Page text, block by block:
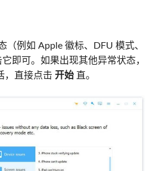
（例如 Apple 徽标、DFU 模式、
即可。如果出现其他异常状态，
，直接点击 开始 直。